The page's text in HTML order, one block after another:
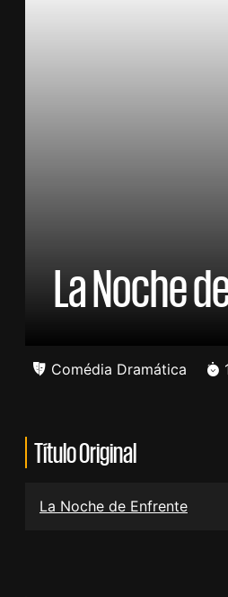
La Noche
Comédia Dramática
Título Original
La Noche de Enfrente